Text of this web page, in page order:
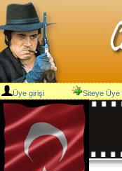
Üye girişi Siteye Üye